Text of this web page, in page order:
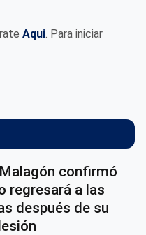
Aqui. Para iniciar
confirmó
regresará a las
después de su